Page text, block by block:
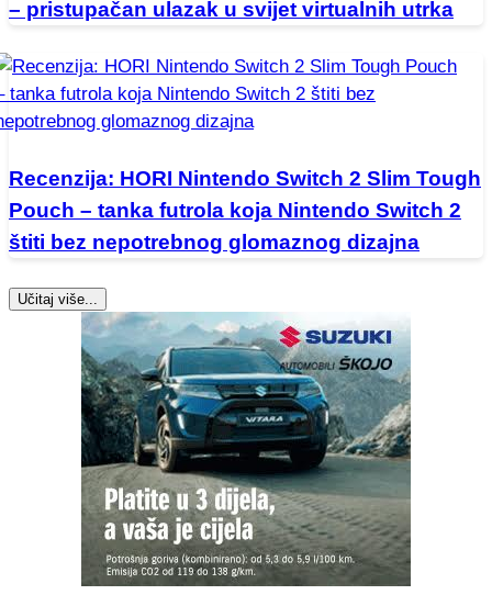
– pristupačan ulazak u svijet virtualnih utrka
Recenzija: HORI Nintendo Switch 2 Slim Tough
Pouch – tanka futrola koja Nintendo Switch 2
štiti bez nepotrebnog glomaznog dizajna
Učitaj više...